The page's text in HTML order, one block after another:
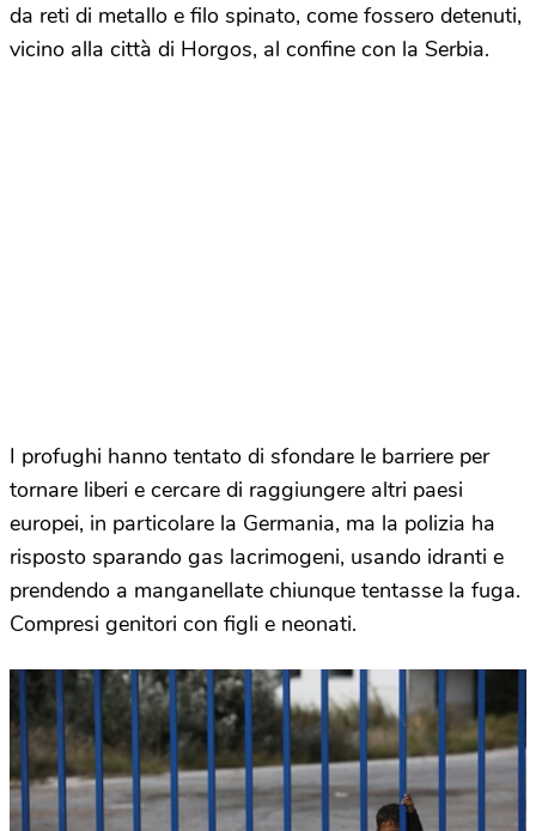
da reti di metallo e filo spinato, come fossero detenuti,
vicino alla città di Horgos, al confine con la Serbia.
I profughi hanno tentato di sfondare le barriere per
tornare liberi e cercare di raggiungere altri paesi
europei, in particolare la Germania, ma la polizia ha
risposto sparando gas lacrimogeni, usando idranti e
prendendo a manganellate chiunque tentasse la fuga.
Compresi genitori con figli e neonati.